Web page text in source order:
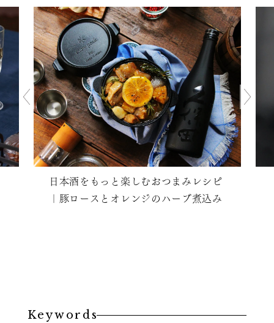
日本酒をもっと楽しむおつまみレシピ
｜豚ロースとオレンジのハーブ煮込み
Keywords